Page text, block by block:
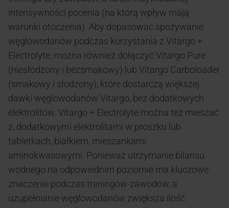
intensywności pocenia (na którą wpływ mają
warunki otoczenia). Aby dopasować spożywanie
węglowodanów podczas korzystania z Vitargo +
Electrolyte, można również dołączyć Vitargo Pure
(niesłodzony i bezsmakowy) lub Vitargo Carboloader
(smakowy i słodzony), które dostarczą większej
dawki węglowodanów Vitargo, bez dodatkowych
elektrolitów. Vitargo + Electrolyte można też mieszać
z, dodatkowymi elektrolitami w proszku lub
tabletkach, białkiem, mieszankami
aminokwasowymi. Ponieważ utrzymanie bilansu
wodnego na odpowiednim poziomie ma kluczowe
znaczenie podczas treningów-zawodów, a
uzupełnianie węglowodanów zwiększa ilość